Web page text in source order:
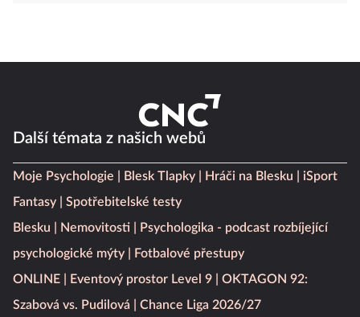
Další témata z našich webů
Moje Psychologie Blesk Tlapky Hráči na Blesku
iSport
Fantasy
Spotřebitelské testy
Blesku
Nemovitosti
Psychologika - podcast rozbíjející
psychologické mýty
Fotbalové přestupy
ONLINE
Eventový prostor Level 9
OKTAGON 92:
Szabová vs. Pudilová
Chance Liga 2026/27